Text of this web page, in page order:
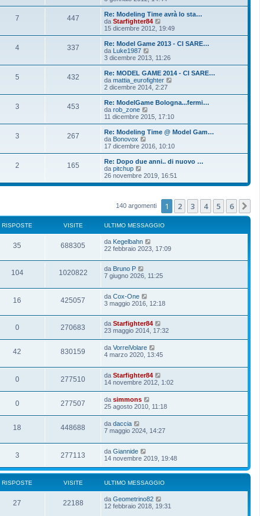
d
i
u
l
i
m
o
m
s
s
a
g
g
o
7 447
Re: Modeling Time avrà lo sta…
da Starfighter84
e
d
i
l
m
o
m
s
a
g
g
o
15 dicembre 2012, 19:49
4 337
Re: Model Game 2013 - CI SARE…
da Luke1987
e
d
i
u
l
m
o
m
s
a
g
g
o
3 dicembre 2013, 11:26
5 432
Re: MODEL GAME 2014 - CI SARE…
da mattia_eurofighter
d
i
u
l
i
m
o
m
s
a
g
2 dicembre 2014, 2:27
3 453
Re: ModelGame Bologna...fermi…
da rob_zone
e
d
i
l
m
o
m
e
a
g
g
i
o
11 dicembre 2015, 17:10
3 267
Re: Modeling Time @ Model Gam…
da Bonovox
e
d
i
l
i
m
e
s
g
g
17 dicembre 2016, 10:10
2 165
Re: Dopo due anni.. di nuovo …
da pitchup
e
d
l
t
i
m
m
e
s
s
a
g
g
i
o
26 novembre 2019, 16:51
140 argomenti 1 2 3 4 5 6
RISPOSTE VISITE ULTIMO MESSAGGIO
35 688305 da Kegelbahn
22 febbraio 2023, 17:09
104 1020822 da Bruno P
7 giugno 2026, 11:25
16 425057 da Cox-One
3 maggio 2016, 12:18
0 270683 da Starfighter84
23 maggio 2014, 17:32
42 830159 da VorreiVolare
4 marzo 2020, 13:45
0 277510 da Starfighter84
14 novembre 2012, 1:02
0 277507 da simmons
25 agosto 2010, 11:18
18 448688 da daccia
7 maggio 2024, 14:27
3 277113 da Giannide
14 novembre 2019, 19:48
RISPOSTE VISITE ULTIMO MESSAGGIO
27 22188 da Geometrino82
12 febbraio 2018, 19:31